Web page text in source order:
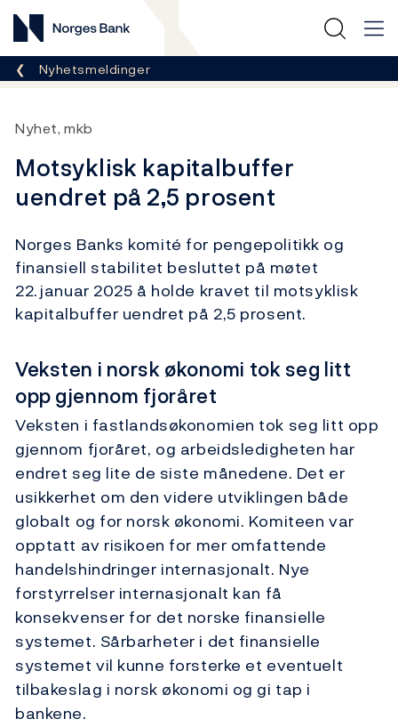
Norges Bank
Her er du nå:
Nyhetsmeldinger
Nyhet, mkb
Motsyklisk kapitalbuffer
uendret på 2,5 prosent
Norges Banks komité for pengepolitikk og
finansiell stabilitet besluttet på møtet
22. januar 2025 å holde kravet til motsyklisk
kapitalbuffer uendret på 2,5 prosent.
Veksten i norsk økonomi tok seg litt
opp gjennom fjoråret
Veksten i fastlandsøkonomien tok seg litt opp
gjennom fjoråret, og arbeidsledigheten har
endret seg lite de siste månedene. Det er
usikkerhet om den videre utviklingen både
globalt og for norsk økonomi. Komiteen var
opptatt av risikoen for mer omfattende
handelshindringer internasjonalt. Nye
forstyrrelser internasjonalt kan få
konsekvenser for det norske finansielle
systemet. Sårbarheter i det finansielle
systemet vil kunne forsterke et eventuelt
tilbakeslag i norsk økonomi og gi tap i
bankene.